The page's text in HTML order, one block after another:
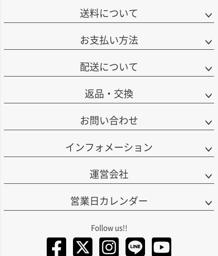
ます。持続可能な農法(CCSW認証)のもと管理された畑から、品種の個性を活
かした単一品種ワインを中心に、モダンで誠実なスタイルをリーズナブルな
価格で提供しています。
送料について
お支払い方法
配送について
返品・交換
お問い合わせ
インフォメーション
運営会社
営業日カレンダー